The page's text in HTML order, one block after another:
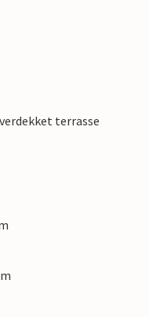
terrasse